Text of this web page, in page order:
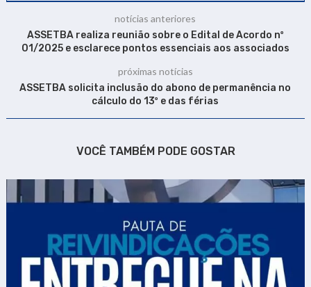
notícias anteriores
ASSETBA realiza reunião sobre o Edital de Acordo nº
01/2025 e esclarece pontos essenciais aos associados
próximas notícias
ASSETBA solicita inclusão do abono de permanência no
cálculo do 13º e das férias
VOCÊ TAMBÉM PODE GOSTAR